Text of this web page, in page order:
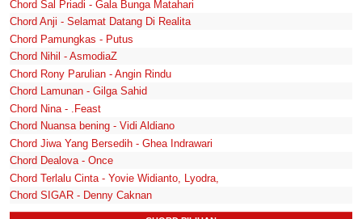
Chord Sal Priadi - Gala Bunga Matahari
Chord Anji - Selamat Datang Di Realita
Chord Pamungkas - Putus
Chord Nihil - AsmodiaZ
Chord Rony Parulian - Angin Rindu
Chord Lamunan - Gilga Sahid
Chord Nina - .Feast
Chord Nuansa bening - Vidi Aldiano
Chord Jiwa Yang Bersedih - Ghea Indrawari
Chord Dealova - Once
Chord Terlalu Cinta - Yovie Widianto, Lyodra,
Chord SIGAR - Denny Caknan